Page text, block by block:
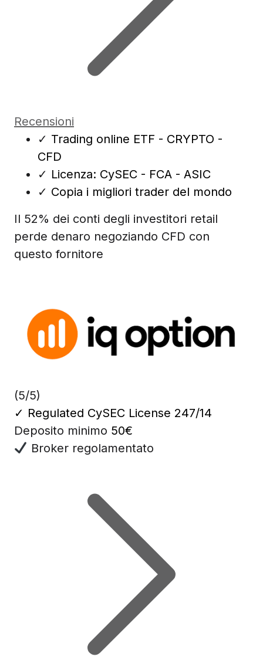
Recensioni
✓ Trading online ETF - CRYPTO -
CFD
✓ Licenza: CySEC - FCA - ASIC
✓ Copia i migliori trader del mondo
Il 52% dei conti degli investitori retail
perde denaro negoziando CFD con
questo fornitore
(5/5)
✓ Regulated CySEC License 247/14
Deposito minimo 50€
Broker regolamentato